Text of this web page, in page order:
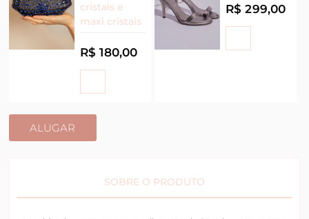
cristais e
maxi cristais
R$ 180,00
R$ 299,00
ALUGAR
SOBRE O PRODUTO